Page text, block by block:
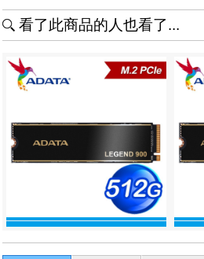
看了此商品的人也看了...